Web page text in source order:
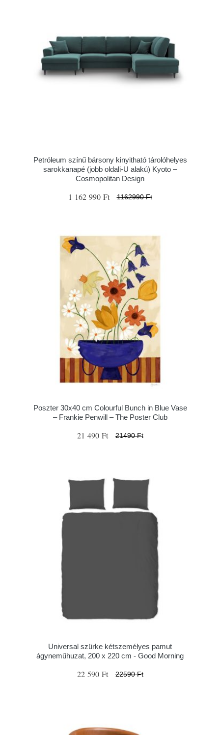
Petróleum színű bársony kinyitható tárolóhelyes
sarokkanapé (jobb oldali-U alakú) Kyoto –
Cosmopolitan Design
1 162 990 Ft 1162990 Ft
Poszter 30x40 cm Colourful Bunch in Blue Vase
– Frankie Penwill – The Poster Club
21 490 Ft 21490 Ft
Universal szürke kétszemélyes pamut
ágyneműhuzat, 200 x 220 cm - Good Morning
22 590 Ft 22590 Ft